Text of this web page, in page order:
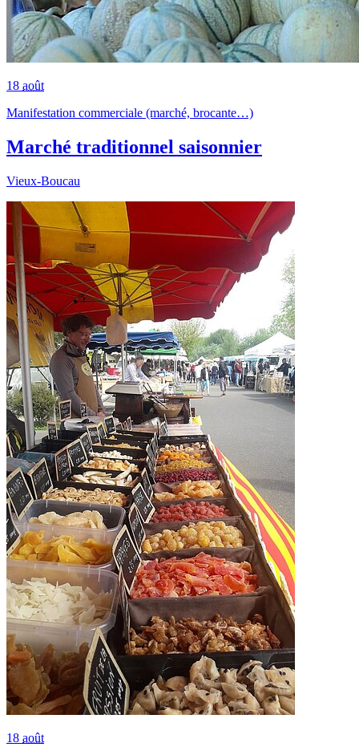
18 août
Manifestation commerciale (marché, brocante…)
Marché traditionnel saisonnier
Vieux-Boucau
18 août